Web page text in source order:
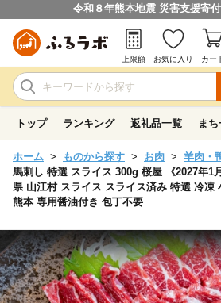
令和８年熊本地震 災害支援寄
上限額 お気に入り カー
トップ ランキング 返礼品一覧 ま
ホーム ものから探す お肉
羊肉・
馬刺し 特選 スライス 300g 桜屋 《2027年1
県 山江村 スライス スライス済み 特選 冷凍
熊本 専用醤油付き 包丁不要